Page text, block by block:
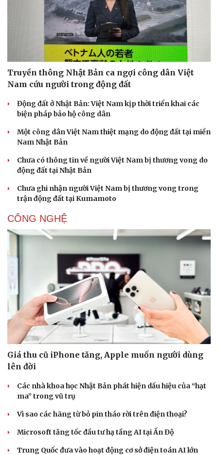
Truyền thông Nhật Bản ca ngợi công dân Việt
Nam cứu người trong động đất
Động đất ở Nhật Bản: Việt Nam kịp thời triển khai các
biện pháp bảo hộ công dân
Một công dân Việt Nam thiệt mạng do động đất tại miền
Nam Nhật Bản
Chưa có thông tin về người Việt Nam bị thương vong do
động đất tại Nhật Bản
Chưa ghi nhận người Việt Nam bị thương vong trong
trận động đất tại Kumamoto
CÔNG NGHỆ
Giá thu cũ iPhone tăng, Apple muốn người dùng
lên đời
Các nhà khoa học Nhật Bản phát hiện dấu hiệu của “hạt
ma” trong vũ trụ
Vì sao các hãng từ bỏ pin tháo rời trên điện thoại?
Microsoft tăng tốc đầu tư hạ tầng AI tại Ấn Độ
Trung Quốc đưa vào hoạt động cơ sở điện toán AI lớn